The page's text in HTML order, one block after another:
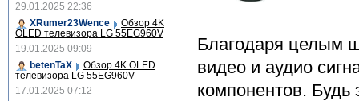
Благодаря целым
видео и аудио
компонентов. Будь
29.01.2025 22:36
XRumer23Wence
Обзор 4K
OLED телевизора LG 55EG960V
19.01.2025 09:09
betenTaX
Обзор 4K OLED
телевизора LG 55EG960V
17.01.2025 07:12